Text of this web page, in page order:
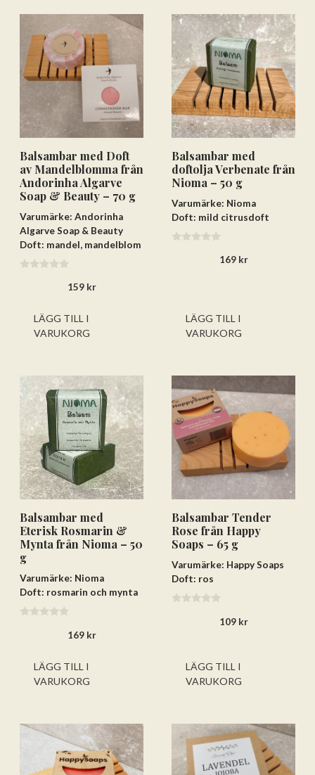
Balsambar med Doft
av Mandelblomma från
Andorinha Algarve
Soap & Beauty – 70 g
Varumärke: Andorinha
Algarve Soap & Beauty
Doft: mandel, mandelblom
159 kr
LÄGG TILL I
VARUKORG
Balsambar med
doftolja Verbenate från
Nioma – 50 g
Varumärke: Nioma
Doft: mild citrusdoft
169 kr
LÄGG TILL I
VARUKORG
Balsambar med
Eterisk Rosmarin &
Mynta från Nioma – 50
g
Varumärke: Nioma
Doft: rosmarin och mynta
169 kr
LÄGG TILL I
VARUKORG
Balsambar Tender
Rose från Happy
Soaps – 65 g
Varumärke: Happy Soaps
Doft: ros
109 kr
LÄGG TILL I
VARUKORG